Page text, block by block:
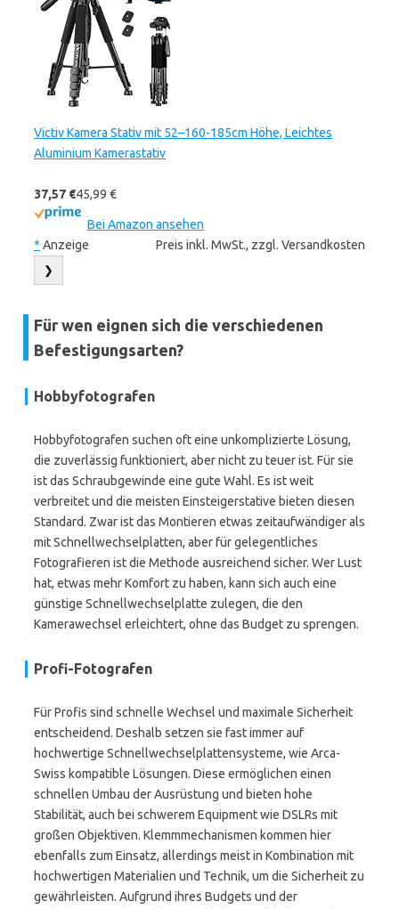
Victiv Kamera Stativ mit 52–160-185cm Höhe, Leichtes
Aluminium Kamerastativ
37,57 €45,99 €
Bei Amazon ansehen
* Anzeige Preis inkl. MwSt., zzgl. Versandkosten
❯
Für wen eignen sich die verschiedenen
Befestigungsarten?
Hobbyfotografen
Hobbyfotografen suchen oft eine unkomplizierte Lösung,
die zuverlässig funktioniert, aber nicht zu teuer ist. Für sie
ist das Schraubgewinde eine gute Wahl. Es ist weit
verbreitet und die meisten Einsteigerstative bieten diesen
Standard. Zwar ist das Montieren etwas zeitaufwändiger als
mit Schnellwechselplatten, aber für gelegentliches
Fotografieren ist die Methode ausreichend sicher. Wer Lust
hat, etwas mehr Komfort zu haben, kann sich auch eine
günstige Schnellwechselplatte zulegen, die den
Kamerawechsel erleichtert, ohne das Budget zu sprengen.
Profi-Fotografen
Für Profis sind schnelle Wechsel und maximale Sicherheit
entscheidend. Deshalb setzen sie fast immer auf
hochwertige Schnellwechselplattensysteme, wie Arca-
Swiss kompatible Lösungen. Diese ermöglichen einen
schnellen Umbau der Ausrüstung und bieten hohe
Stabilität, auch bei schwerem Equipment wie DSLRs mit
großen Objektiven. Klemmmechanismen kommen hier
ebenfalls zum Einsatz, allerdings meist in Kombination mit
hochwertigen Materialien und Technik, um die Sicherheit zu
gewährleisten. Aufgrund ihres Budgets und der